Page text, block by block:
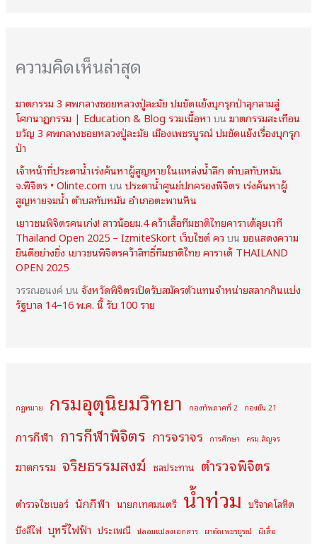
ความคิดเห็นล่าสุด
ฆาตกรรม 3 ศพกลางซอยหลวงปู่ละมัย ปมขัดแย้งบุกรุกป่าลุกลามสู่
โศกนาฏกรรม | Education & Blog รวมเนื้อหา บนฆาตกรรมสะเทือน
ขวัญ 3 ศพกลางซอยหลวงปู่ละมัย เมืองเพชรบูรณ์ ปมขัดแย้งเรื่องบุกรุก
ป่า
เจ้าหน้าที่ประดาน้ำเร่งค้นหาผู้สูญหายในแหล่งน้ำลึก ตำบลทับหมัน
จ.พิจิตร • Olinte.com บนประดาน้ำศูนย์ปกครองพิจิตร เร่งค้นหาผู้
สูญหายจมน้ำ ตำบลทับหมัน อำเภอตะพานหิน
เยาวชนพิจิตรคนเก่ง! สาวน้อยม.4 คว้าเสื้อทีมชาติไทยคาราเต้ลุยเวที
Thailand Open 2025 – IzmiteSkort เว็บไซต์ คว บนขอแสดงความ
ยินดีอย่างยิ่ง เยาวชนพิจิตรคว้าสิทธิ์ทีมชาติไทย คาราเต้ THAILAND
OPEN 2025
วรรณอนงค์ บนจังหวัดพิจิตรเปิดรับสมัครตัวแทนจำหน่ายสลากกินแบ่ง
รัฐบาล 14–16 พ.ค. นี้ รับ 100 ราย
กฏหมาย กรมอุตุนิยมวิทยา กองทัพภาคที่ 2 กองบิน 21
การกีฬา การกีฬาพิจิตร การจราจร การศึกษา ครม.สัญจร
ฆาตกรรม จริยธรรมสงฆ์ ชลประทาน ตำรวจพิจิตร
ตำรวจไซเบอร์ นักกีฬา นายกเทศมนตรี น้ำท่วม บริจาคโลหิต
บึงสีไฟ บุหรี่ไฟฟ้า ประเพณี ปลอมแปลงเอกสาร ผาตัดเพชรบูรณ์ ผีเสื้อ